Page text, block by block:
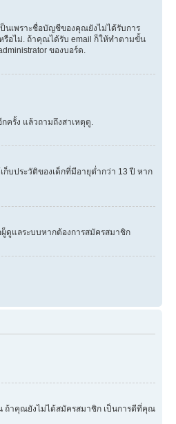
นเพราะชื่อบัญชีของคุณยังไม่ได้รับการ
รือไม่. ถ้าคุณได้รับ email ก็ให้ทำตามขั้น
ของบอร์ด.
รั้ง แล้วถามถึงสาเหตุดู.
ก็บประวัติของเด็กที่มีอายุต่ำกว่า 13 ปี หาก
ดูแลระบบหากต้องการสมัครสมาชิก
ถ้าคุณยังไม่ได้สมัครสมาชิก เป็นการดีที่คุณ